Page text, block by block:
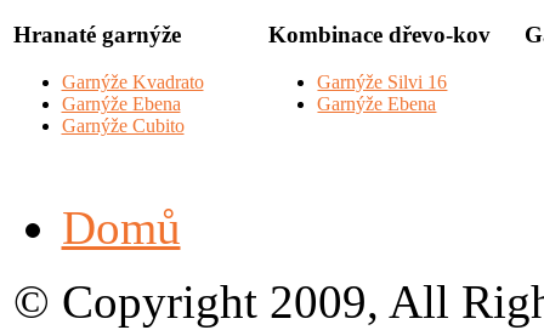
Hranaté garnýže
Garnýže Kvadrato
Garnýže Ebena
Garnýže Cubito
Kombinace dřevo-kov
Garnýže Silvi 16
Garnýže Ebena
Domů
© Copyright 2009, All